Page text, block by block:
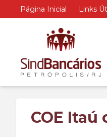
Página Inicial Links
COE